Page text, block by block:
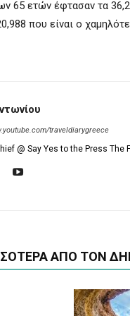
65 ετών έφτασαν τα
που είναι ο
traveldiarygreece
@ Say Yes to the Press The
ΑΠΟ ΤΟΝ